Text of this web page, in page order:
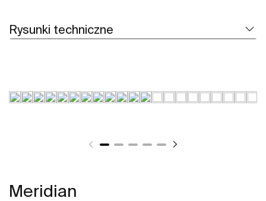
Rysunki techniczne
Meridian